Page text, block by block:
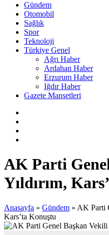
Gündem
Otomobil
Sağlık
Spor
Teknoloji
Türkiye Genel
Ağrı Haber
Ardahan Haber
Erzurum Haber
Iğdır Haber
Gazete Manşetleri
AK Parti
Yıldırım,
Anasayfa » Gündem » AK Parti
Kars’ta Konuştu